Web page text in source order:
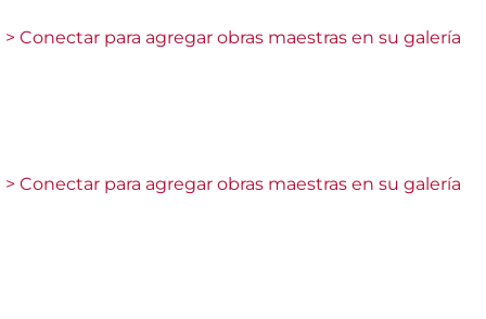
> Conectar para agregar obras maestras en su galería
> Conectar para agregar obras maestras en su galería